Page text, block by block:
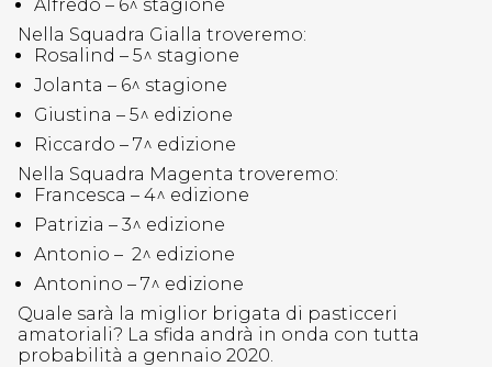
Alfredo – 6^ stagione
Nella Squadra Gialla troveremo:
Rosalind – 5^ stagione
Jolanta – 6^ stagione
Giustina – 5^ edizione
Riccardo – 7^ edizione
Nella Squadra Magenta troveremo:
Francesca – 4^ edizione
Patrizia – 3^ edizione
Antonio – 2^ edizione
Antonino – 7^ edizione
Quale sarà la miglior brigata di pasticceri
amatoriali? La sfida andrà in onda con tutta
probabilità a gennaio 2020.